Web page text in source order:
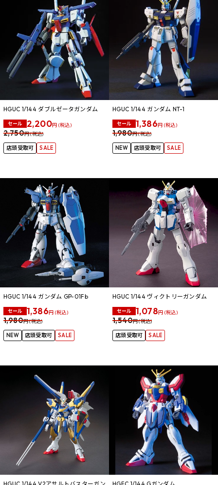
HGUC 1/144 ダブルゼータガンダム
セール 2,200円 (税込)
2,750円 (税込)
店頭受取可 SALE
HGUC 1/144 ガンダム NT-1
セール 1,386円 (税込)
1,980円 (税込)
NEW 店頭受取可 SALE
HGUC 1/144 ガンダム GP-01Fb
セール 1,386円 (税込)
1,980円 (税込)
NEW 店頭受取可 SALE
HGUC 1/144 ヴィクトリーガンダム
セール 1,078円 (税込)
1,540円 (税込)
店頭受取可 SALE